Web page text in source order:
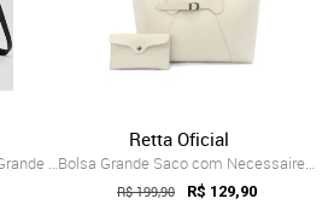
Bolsa Feminina Transversal Grande De Omb...
Retta Oficial
Bolsa Grande Saco com Necessaire Juliana Marfim
R$ 199,90 R$ 129,90